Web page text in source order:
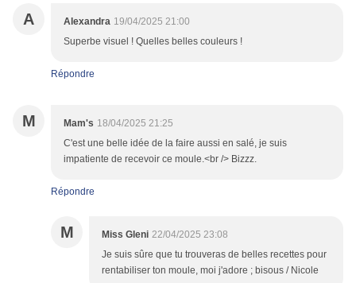
A Alexandra 19/04/2025 21:00
Superbe visuel ! Quelles belles couleurs !
Répondre
M Mam's 18/04/2025 21:25
C'est une belle idée de la faire aussi en salé, je suis
impatiente de recevoir ce moule.<br /> Bizzz.
Répondre
M Miss Gleni 22/04/2025 23:08
Je suis sûre que tu trouveras de belles recettes pour
rentabiliser ton moule, moi j'adore ; bisous / Nicole